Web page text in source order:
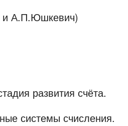
А.П.Юшкевич)
развития счёта.
системы счисления.